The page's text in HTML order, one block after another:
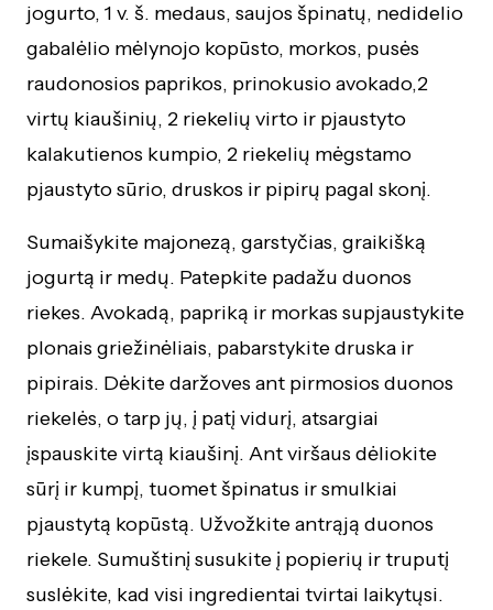
jogurto, 1 v. š. medaus, saujos špinatų, nedidelio
gabalėlio mėlynojo kopūsto, morkos, pusės
raudonosios paprikos, prinokusio avokado,2
virtų kiaušinių, 2 riekelių virto ir pjaustyto
kalakutienos kumpio, 2 riekelių mėgstamo
pjaustyto sūrio, druskos ir pipirų pagal skonį.
Sumaišykite majonezą, garstyčias, graikišką
jogurtą ir medų. Patepkite padažu duonos
riekes. Avokadą, papriką ir morkas supjaustykite
plonais griežinėliais, pabarstykite druska ir
pipirais. Dėkite daržoves ant pirmosios duonos
riekelės, o tarp jų, į patį vidurį, atsargiai
įspauskite virtą kiaušinį. Ant viršaus dėliokite
sūrį ir kumpį, tuomet špinatus ir smulkiai
pjaustytą kopūstą. Užvožkite antrąją duonos
riekele. Sumuštinį susukite į popierių ir truputį
suslėkite, kad visi ingredientai tvirtai laikytųsi.